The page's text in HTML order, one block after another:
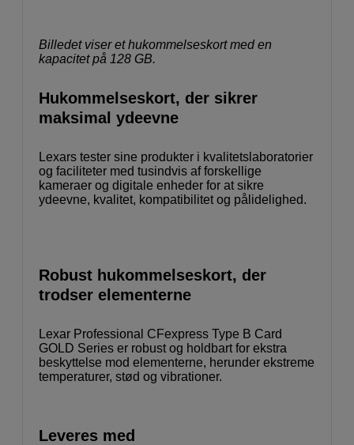
Billedet viser et hukommelseskort med en
kapacitet på 128 GB.
Hukommelseskort, der sikrer
maksimal ydeevne
Lexars tester sine produkter i kvalitetslaboratorier
og faciliteter med tusindvis af forskellige
kameraer og digitale enheder for at sikre
ydeevne, kvalitet, kompatibilitet og pålidelighed.
Robust hukommelseskort, der
trodser elementerne
Lexar Professional CFexpress Type B Card
GOLD Series er robust og holdbart for ekstra
beskyttelse mod elementerne, herunder ekstreme
temperaturer, stød og vibrationer.
Leveres med